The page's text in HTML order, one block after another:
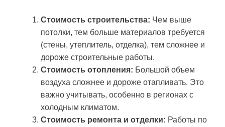
Стоимость строительства: Чем выше
потолки, тем больше материалов требуется
(стены, утеплитель, отделка), тем сложнее и
дороже строительные работы.
Стоимость отопления: Большой объем
воздуха сложнее и дороже отапливать. Это
важно учитывать, особенно в регионах с
холодным климатом.
Стоимость ремонта и отделки: Работы по